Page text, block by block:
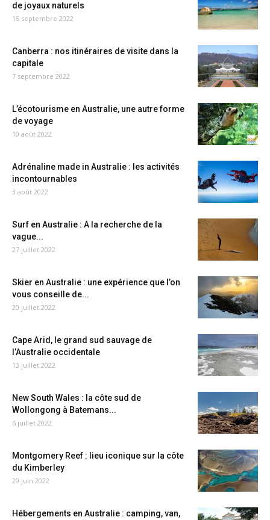
de joyaux naturels
15 septembre 2022
Canberra : nos itinéraires de visite dans la
capitale
7 septembre 2022
L’écotourisme en Australie, une autre forme
de voyage
10 août 2022
Adrénaline made in Australie : les activités
incontournables
3 août 2022
Surf en Australie : A la recherche de la
vague...
27 juillet 2022
Skier en Australie : une expérience que l’on
vous conseille de...
20 juillet 2022
Cape Arid, le grand sud sauvage de
l’Australie occidentale
13 juillet 2022
New South Wales : la côte sud de
Wollongong à Batemans...
6 juillet 2022
Montgomery Reef : lieu iconique sur la côte
du Kimberley
29 juin 2022
Hébergements en Australie : camping, van,